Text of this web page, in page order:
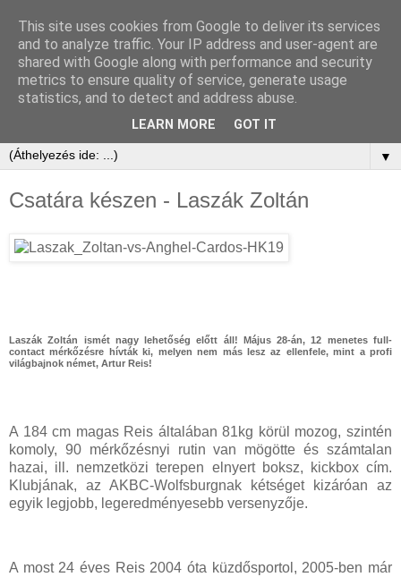
▼
Csatára készen - Laszák Zoltán
Laszák Zoltán ismét nagy lehetőség előtt áll! Május 28-án, 12 menetes full-
contact mérkőzésre hívták ki, melyen nem más lesz az ellenfele, mint a profi
világbajnok német, Artur Reis!
A 184 cm magas Reis általában 81kg körül mozog, szintén
komoly, 90 mérkőzésnyi rutin van mögötte és számtalan
hazai, ill. nemzetközi terepen elnyert boksz, kickbox cím.
Klubjának, az AKBC-Wolfsburgnak kétséget kizáróan az
egyik legjobb, legeredményesebb versenyzője.
A most 24 éves Reis 2004 óta küzdősportol, 2005-ben már
This site uses cookies from Google to deliver its services
and to analyze traffic. Your IP address and user-agent are
shared with Google along with performance and security
metrics to ensure quality of service, generate usage
statistics, and to detect and address abuse.
LEARN MORE GOT IT